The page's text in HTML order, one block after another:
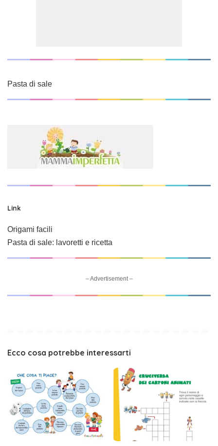
Pasta di sale
Link
Origami facili
Pasta di sale: lavoretti e ricetta
– Advertisement –
Ecco cosa potrebbe interessarti